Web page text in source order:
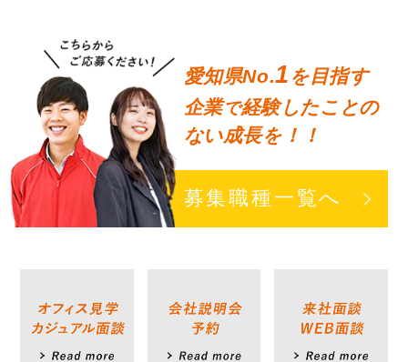
愛知県No.1 を目指す
企業で経験したことの
ない成長を！！
募集職種一覧へ